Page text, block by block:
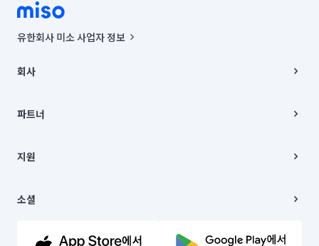
유한회사 미소 사업자 정보
00019 |
주소 | 본사: 서울특별시 종로구 율곡로 6(중학동, 트윈트리빌딩) B동 5층
컨택센터 : 서울특별시 종로구 수송동 율곡로 24, 7층, 8층 미소
상품, 상품정보, 거래에 관한 의무와 책임은 거래당사자에게 있습니다.
언론 보도 관련 문의:
© 유한회사 미소. Miso, Inc. All Rights Reserved.
회사
채용
파트너
이사
지원
이용약관
문의하기
소셜
유튜브